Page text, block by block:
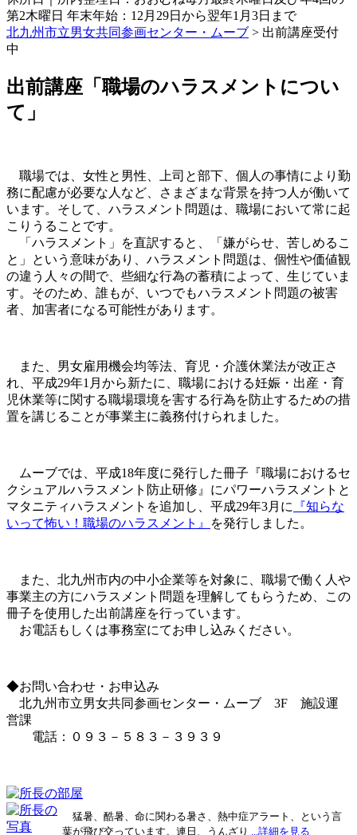
第2木曜日 年末年始：12月29日から翌年1月3日まで
北九州市立男女共同参画センター・ムーブ > 出前講座受付
中
出前講座「職場のハラスメントについ
て」
職場では、女性と男性、上司と部下、個人の事情により勤
務に配慮が必要な人など、さまざまな背景を持つ人が働いて
います。そして、ハラスメント問題は、職場において常に起
こりうることです。
「ハラスメント」を直訳すると、「嫌がらせ、苦しめるこ
と」という意味があり、ハラスメント問題は、個性や価値観
の違う人々の間で、些細な行為の蓄積によって、生じていま
す。そのため、誰もが、いつでもハラスメント問題の被害
者、加害者になる可能性があります。
また、男女雇用機会均等法、育児・介護休業法が改正さ
れ、平成29年1月から新たに、職場における妊娠・出産・育
児休業等に関する職場環境を害する行為を防止するための措
置を講じることが事業主に義務付けられました。
ムーブでは、平成18年度に発行した冊子『職場におけるセ
クシュアルハラスメント防止研修』にパワーハラスメントと
マタニティハラスメントを追加し、平成29年3月に
『知らな
いって怖い！職場のハラスメント』
を発行しました。
また、北九州市内の中小企業等を対象に、職場で働く人や
事業主の方にハラスメント問題を理解してもらうため、この
冊子を使用した出前講座を行っています。
お電話もしくは事務室にてお申し込みください。
◆お問い合わせ・お申込み
北九州市立男女共同参画センター・ムーブ 3F 施設運
営課
電話：０９３－５８３－３９３９
猛暑、酷暑、命に関わる暑さ、熱中症アラート、という言
葉が飛び交っています。連日、うんざり
...詳細を見る